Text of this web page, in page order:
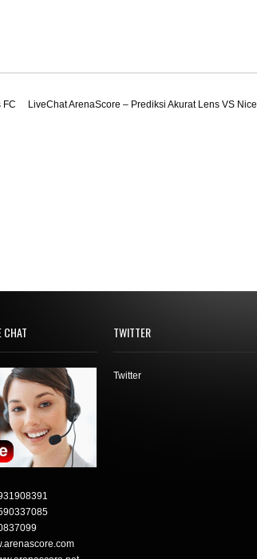
FC LiveChat ArenaScore – Prediksi Akurat Lens VS Nice
CHAT TWITTER
Twitter